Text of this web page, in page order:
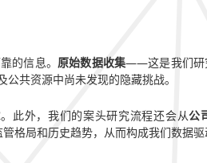
的信息。 原始数据收集——这是我们研
共资源中尚未发现的隐藏挑战。
此外，我们的案头研究流程还会从公
格局和历史趋势，从而构成我们数据驱